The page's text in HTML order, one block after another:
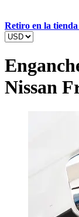
Retiro en la tienda
Nissan